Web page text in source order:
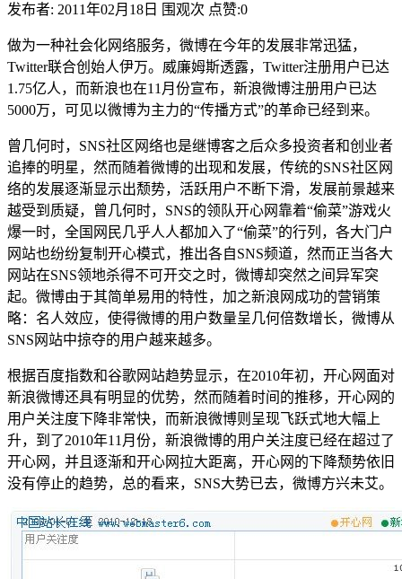
发布者: 2011年02月18日 围观次 点赞:0
做为一种社会化网络服务，微博在今年的发展非常迅猛，
Twitter联合创始人伊万。威廉姆斯透露，Twitter注册用户已达
1.75亿人，而新浪也在11月份宣布，新浪微博注册用户已达
5000万，可见以微博为主力的“传播方式”的革命已经到来。
曾几何时，SNS社区网络也是继博客之后众多投资者和创业者
追捧的明星，然而随着微博的出现和发展，传统的SNS社区网
络的发展逐渐显示出颓势，活跃用户不断下滑，发展前景越来
越受到质疑，曾几何时，SNS的领队开心网靠着“偷菜”游戏火
爆一时，全国网民几乎人人都加入了“偷菜”的行列，各大门户
网站也纷纷复制开心模式，推出各自SNS频道，然而正当各大
网站在SNS领地杀得不可开交之时，微博却突然之间异军突
起。微博由于其简单易用的特性，加之新浪网成功的营销策
略：名人效应，使得微博的用户数量呈几何倍数增长，微博从
SNS网站中掠夺的用户越来越多。
根据百度指数和谷歌网站趋势显示，在2010年初，开心网面对
新浪微博还具有明显的优势，然而随着时间的推移，开心网的
用户关注度下降非常快，而新浪微博则呈现飞跃式地大幅上
升，到了2010年11月份，新浪微博的用户关注度已经在超过了
开心网，并且逐渐和开心网拉大距离，开心网的下降颓势依旧
没有停止的趋势，总的看来，SNS大势已去，微博方兴未艾。